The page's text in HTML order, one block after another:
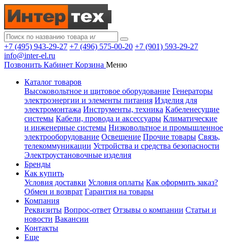
+7 (495) 943-29-27 +7 (496) 575-00-20 +7 (901) 593-29-27
info@inter-el.ru
Позвонить Кабинет Корзина Меню
Каталог товаров
Высоковольтное и щитовое оборудование Генераторы
электроэнергии и элементы питания Изделия для
электромонтажа Инструменты, техника Кабеленесущие
системы Кабели, провода и аксессуары Климатические
и инженерные системы Низковольтное и промышленное
электрооборудование Освещение Прочие товары Связь,
телекоммуникации Устройства и средства безопасности
Электроустановочные изделия
Бренды
Как купить
Условия доставки Условия оплаты Как оформить заказ?
Обмен и возврат Гарантия на товары
Компания
Реквизиты Вопрос-ответ Отзывы о компании Статьи и
новости Вакансии
Контакты
Еще